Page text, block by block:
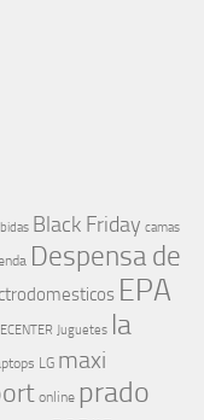
Black Friday camas
Despensa de
EPA
Juguetes la
LG maxi
online prado